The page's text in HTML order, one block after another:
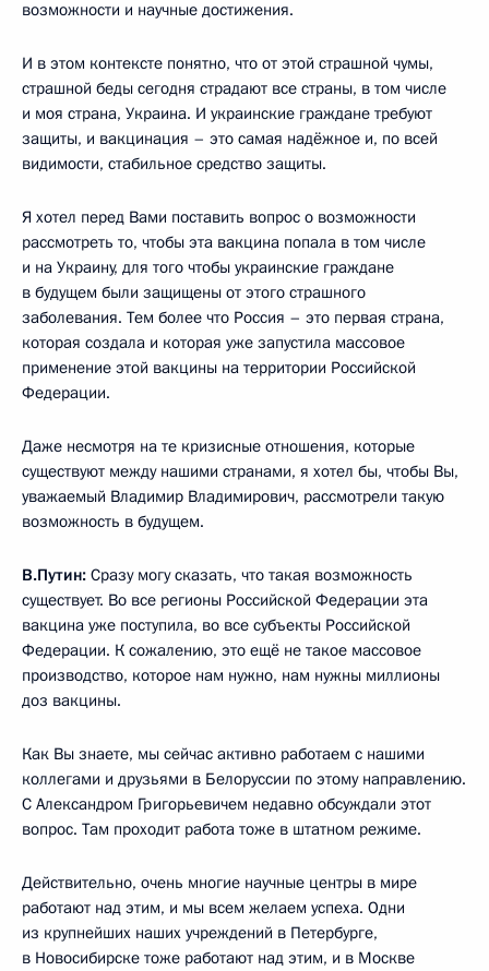
возможности и научные достижения.
И в этом контексте понятно, что от этой страшной чумы,
страшной беды сегодня страдают все страны, в том числе
и моя страна, Украина. И украинские граждане требуют
защиты, и вакцинация – это самая надёжное и, по всей
видимости, стабильное средство защиты.
Я хотел перед Вами поставить вопрос о возможности
рассмотреть то, чтобы эта вакцина попала в том числе
и на Украину, для того чтобы украинские граждане
в будущем были защищены от этого страшного
заболевания. Тем более что Россия – это первая страна,
которая создала и которая уже запустила массовое
применение этой вакцины на территории Российской
Федерации.
Даже несмотря на те кризисные отношения, которые
существуют между нашими странами, я хотел бы, чтобы Вы,
уважаемый Владимир Владимирович, рассмотрели такую
возможность в будущем.
В.Путин: Сразу могу сказать, что такая возможность
существует. Во все регионы Российской Федерации эта
вакцина уже поступила, во все субъекты Российской
Федерации. К сожалению, это ещё не такое массовое
производство, которое нам нужно, нам нужны миллионы
доз вакцины.
Как Вы знаете, мы сейчас активно работаем с нашими
коллегами и друзьями в Белоруссии по этому направлению.
С Александром Григорьевичем недавно обсуждали этот
вопрос. Там проходит работа тоже в штатном режиме.
Действительно, очень многие научные центры в мире
работают над этим, и мы всем желаем успеха. Одни
из крупнейших наших учреждений в Петербурге,
в Новосибирске тоже работают над этим, и в Москве